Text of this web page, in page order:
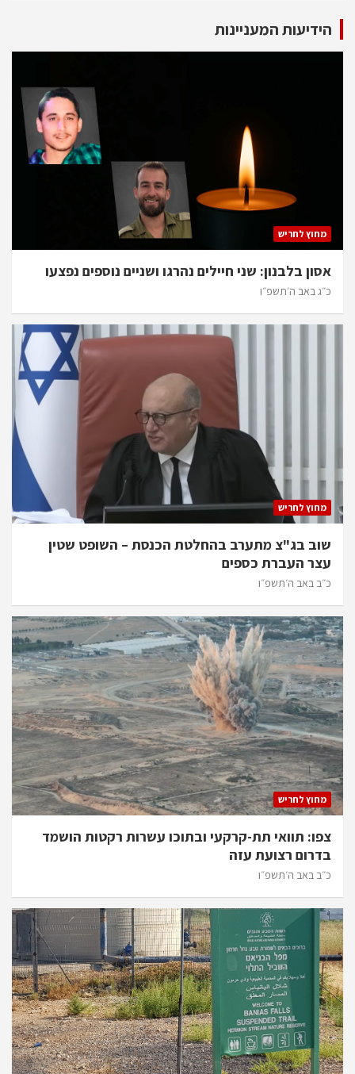
הידיעות המעניינות
מחוץ לחריש
אסון בלבנון: שני חיילים נהרגו ושניים נוספים נפצעו
כ״ג באב ה׳תשפ״ו
מחוץ לחריש
שוב בג"צ מתערב בהחלטת הכנסת – השופט שטין
עצר העברת כספים
כ״ב באב ה׳תשפ״ו
מחוץ לחריש
צפו: תוואי תת-קרקעי ובתוכו עשרות רקטות הושמד
בדרום רצועת עזה
כ״ב באב ה׳תשפ״ו